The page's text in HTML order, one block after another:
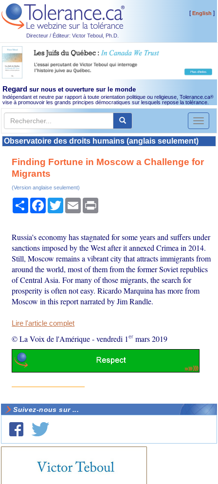
Directeur / Éditeur: Victor Teboul, Ph.D.
[English ]
Regard sur nous et ouverture sur le monde
Indépendant et neutre par rapport à toute orientation politique ou religieuse, Tolerance.ca®
vise à promouvoir les grands principes démocratiques sur lesquels repose la tolérance.
Toggle
Observatoire des droits humains (anglais seulement)
Finding Fortune in Moscow a Challenge for
Migrants
(Version anglaise seulement)
PartagerFacebook
TwitterEmail
Russia's economy has stagnated for some years and suffers under
sanctions imposed by the West after it annexed Crimea in 2014.
Still, Moscow remains a vibrant city that attracts immigrants from
around the world, most of them from the former Soviet republics
of Central Asia. For many of those migrants, the search for
prosperity is often not easy. Ricardo Marquina has more from
Moscow in this report narrated by Jim Randle.
Lire l'article complet
© La Voix de l'Amérique-vendredi 1er mars 2019
Suivez-nous sur ...